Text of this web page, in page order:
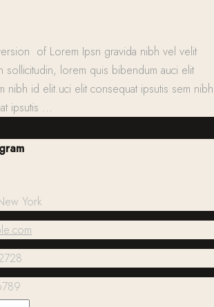
of Lorem Ipsn gravida nibh vel velit
sollicitudin, lorem quis bibendum auci elit
nibh id elit.uci elit consequat ipsutis sem nibh
ipsutis ...
York